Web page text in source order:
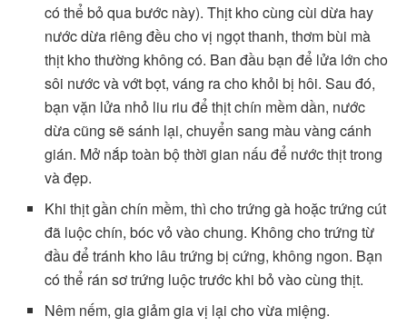
có thể bỏ qua bước này). Thịt kho cùng cùi dừa hay
nước dừa riêng đều cho vị ngọt thanh, thơm bùi mà
thịt kho thường không có. Ban đầu bạn để lửa lớn cho
sôi nước và vớt bọt, váng ra cho khỏi bị hôi. Sau đó,
bạn vặn lửa nhỏ liu riu để thịt chín mềm dần, nước
dừa cũng sẽ sánh lại, chuyển sang màu vàng cánh
gián. Mở nắp toàn bộ thời gian nấu để nước thịt trong
và đẹp.
Khi thịt gần chín mềm, thì cho trứng gà hoặc trứng cút
đã luộc chín, bóc vỏ vào chung. Không cho trứng từ
đầu để tránh kho lâu trứng bị cứng, không ngon. Bạn
có thể rán sơ trứng luộc trước khi bỏ vào cùng thịt.
Nêm nếm, gia giảm gia vị lại cho vừa miệng.